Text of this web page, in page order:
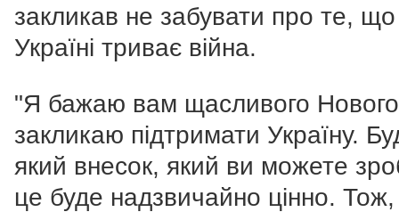
закликав не забувати про те,
Україні триває війна.
"Я бажаю вам щасливого Нового
закликаю підтримати Україну.
який внесок, який ви можете
це буде надзвичайно цінно.